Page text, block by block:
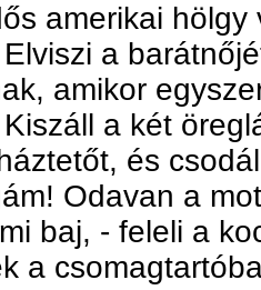
amerikai
a
amikor
a két
és
Odavan a
baj, - feleli a
a